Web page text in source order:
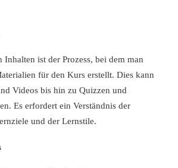
ist der Prozess, bei dem man
für den Kurs erstellt. Dies kann
Videos bis hin zu Quizzen und
Es erfordert ein Verständnis der
und der Lernstile.